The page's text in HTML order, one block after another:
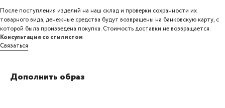
После поступления изделий на наш склад и проверки сохранности их
товарного вида, денежные средства будут возвращены на банковскую карту, с
которой была произведена покупка. Стоимость доставки не возвращается.
Консультация со стилистом
Связаться
Дополнить образ